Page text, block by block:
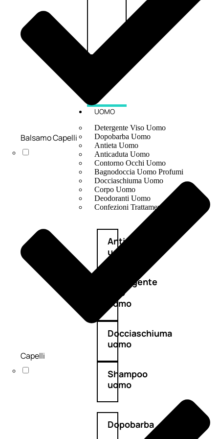
UOMO
Detergente Viso Uomo
Dopobarba Uomo
Antieta Uomo
Anticaduta Uomo
Contorno Occhi Uomo
Bagnodoccia Uomo Profumi
Docciaschiuma Uomo
Corpo Uomo
Deodoranti Uomo
Confezioni Trattamenti Uomo
Antietà
uomo
Detergente
viso
uomo
Docciaschiuma
uomo
Shampoo
uomo
Dopobarba
Balsamo Capelli
Capelli